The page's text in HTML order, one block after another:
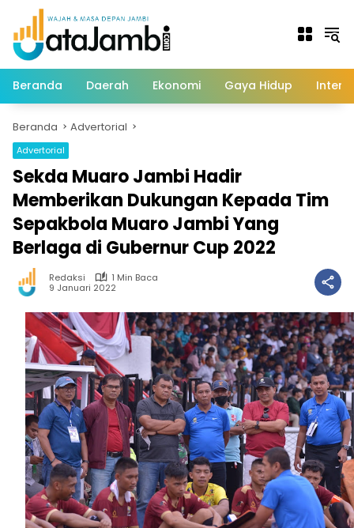
Langsung
konten
Beranda Daerah Ekonomi Gaya Hidup
Beranda Advertorial
Advertorial
Sekda Muaro Jambi Hadir
Memberikan Dukungan Kepada Tim
Sepakbola Muaro Jambi Yang
Berlaga di Gubernur Cup 2022
Redaksi
1 Min Baca
9 Januari 2022